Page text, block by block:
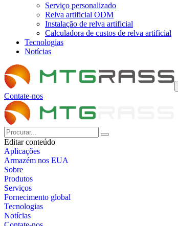
Serviço personalizado
Relva artificial ODM
Instalação de relva artificial
Calculadora de custos de relva artificial
Tecnologias
Notícias
Contate-nos
Editar conteúdo
Aplicações
Armazém nos EUA
Sobre
Produtos
Serviços
Fornecimento global
Tecnologias
Notícias